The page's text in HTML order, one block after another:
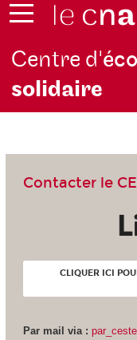
Centre d'
solidaire
Contacter le
CLIQUER ICI
Par mail via :